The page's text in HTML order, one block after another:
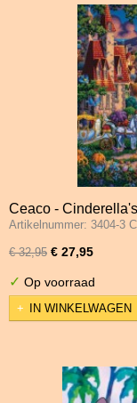
Ceaco -
Schade 3
Artikelnummer: 3404-3
€ 32,95 € 27,95
✓ Op voorraad
IN WINKELWAGEN